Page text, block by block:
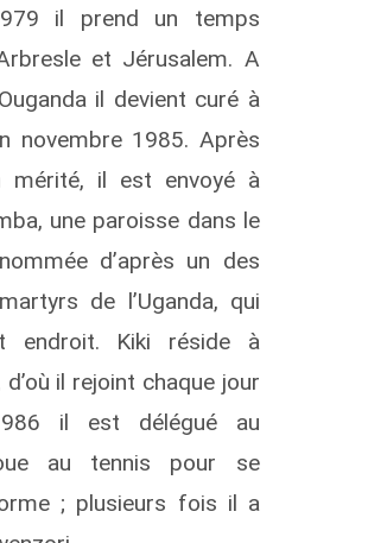
il prend un temps
et Jérusalem. A
il devient curé à
novembre 1985. Après
mérité, il est envoyé à
une paroisse dans le
d’après un des
de l’Uganda, qui
Kiki réside à
il rejoint chaque jour
il est délégué au
au tennis pour se
; plusieurs fois il a